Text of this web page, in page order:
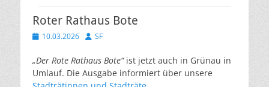
Roter Rathaus Bote
Veröffentlicht
10.03.2026 Autor
SF
„Der Rote Rathaus Bote“ist jetzt auch in Grünau in
Umlauf. Die Ausgabe informiert über unsere